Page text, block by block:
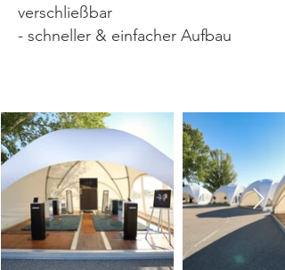
verschließbar
- schneller & einfacher Aufbau